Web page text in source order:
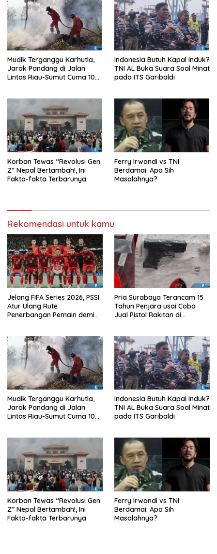
Mudik Terganggu Karhutla,
Jarak Pandang di Jalan
Lintas Riau-Sumut Cuma 10
Indonesia Butuh Kapal Induk?
TNI AL Buka Suara Soal Minat
pada ITS Garibaldi
Korban Tewas “Revolusi Gen
Z” Nepal Bertambah!, Ini
Fakta-fakta Terbarunya
Ferry Irwandi vs TNI
Berdamai: Apa Sih
Masalahnya?
Rekomendasi untuk kamu
Jelang FIFA Series 2026, PSSI
Atur Ulang Rute
Penerbangan Pemain demi
Pria Surabaya Terancam 15
Tahun Penjara usai Coba
Jual Pistol Rakitan di
Mudik Terganggu Karhutla,
Jarak Pandang di Jalan
Lintas Riau-Sumut Cuma 10
Indonesia Butuh Kapal Induk?
TNI AL Buka Suara Soal Minat
pada ITS Garibaldi
Korban Tewas “Revolusi Gen
Z” Nepal Bertambah!, Ini
Fakta-fakta Terbarunya
Ferry Irwandi vs TNI
Berdamai: Apa Sih
Masalahnya?